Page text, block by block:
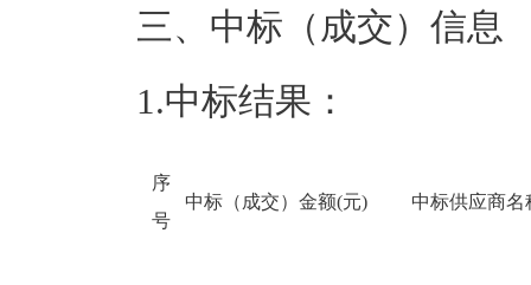
三、中标（成交）信息
1.中标结果：
序
号
中标（成交）金额(元) 中标供应商名